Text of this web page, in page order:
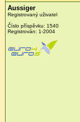
Aussiger
Registrovaný uživatel
Číslo příspěvku: 1540
Registrován: 1-2004